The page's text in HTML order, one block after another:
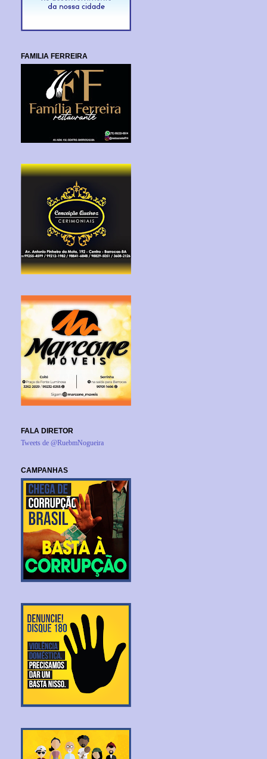
FAMILIA FERREIRA
FALA DIRETOR
Tweets de @RuebmNogueira
CAMPANHAS